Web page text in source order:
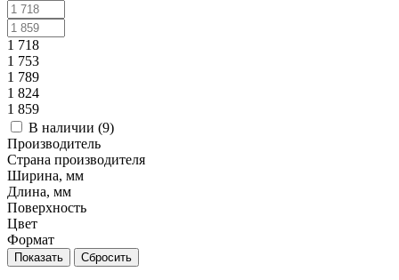
1 718
1 753
1 789
1 824
1 859
В наличии (9)
Производитель
Страна производителя
Ширина, мм
Длина, мм
Поверхность
Цвет
Формат
Сбросить